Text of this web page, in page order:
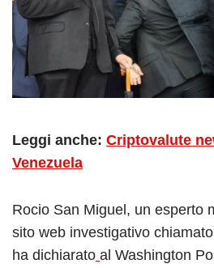
Leggi anche: Criptovalute
Venezuela
Rocio San Miguel, un esperto
sito web investigativo
ha dichiarato al Washington